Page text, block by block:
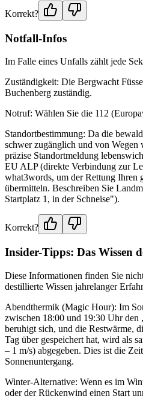
Korrekt?
Notfall-Infos
Im Falle eines Unfalls zählt jede
Zuständigkeit: Die Bergwacht
Buchenberg zuständig.
Notruf: Wählen Sie die 112
Standortbestimmung: Da die
schwer zugänglich und von Wegen
präzise Standortmeldung
EU ALP (direkte Verbindung zur
what3words, um der Rettung Ihren
übermitteln. Beschreiben Sie
Startplatz 1, in der Schneise").
Korrekt?
Insider-Tipps: Das Wissen
Diese Informationen finden Sie
destillierte Wissen jahrelanger
Abendthermik (Magic Hour): Im
zwischen 18:00 und 19:30 Uhr
beruhigt sich, und die Restwärme,
Tag über gespeichert hat, wird als
– 1 m/s) abgegeben. Dies ist die
Sonnenuntergang.
Winter-Alternative: Wenn es im
oder der Rückenwind einen Start